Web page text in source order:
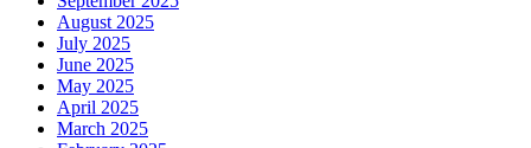
August 2025
July 2025
June 2025
May 2025
April 2025
March 2025